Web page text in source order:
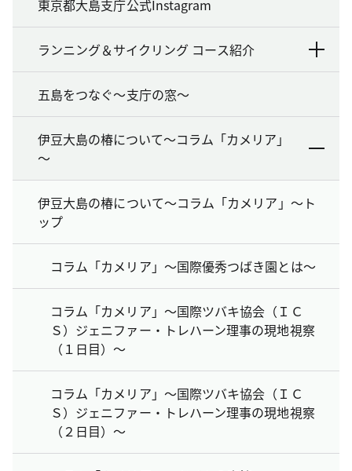
東京都大島支庁公式Instagram
ランニング＆サイクリング コース紹介
五島をつなぐ～支庁の窓～
伊豆大島の椿について～コラム「カメリア」
～
伊豆大島の椿について～コラム「カメリア」～ト
ップ
コラム「カメリア」～国際優秀つばき園とは～
コラム「カメリア」～国際ツバキ協会（ＩＣ
Ｓ）ジェニファー・トレハーン理事の現地視察
（１日目）～
コラム「カメリア」～国際ツバキ協会（ＩＣ
Ｓ）ジェニファー・トレハーン理事の現地視察
（２日目）～